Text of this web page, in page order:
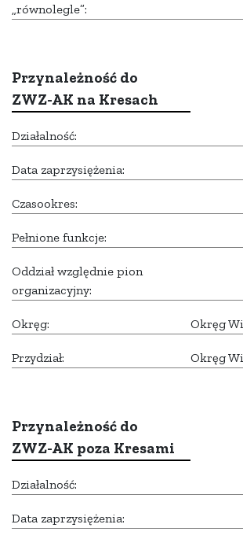
„równolegle”:
Przynależność do
ZWZ-AK na Kresach
Działalność:
Data zaprzysiężenia:
Czasookres:
Pełnione funkcje:
Oddział względnie pion
organizacyjny:
Okręg: Okręg
Przydział: Okręg
Przynależność do
ZWZ-AK poza Kresami
Działalność:
Data zaprzysiężenia: